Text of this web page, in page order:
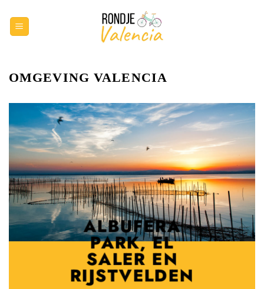
naar
inhoud
OMGEVING VALENCIA
ALBUFERA
PARK, EL
SALER EN
RIJSTVELDEN